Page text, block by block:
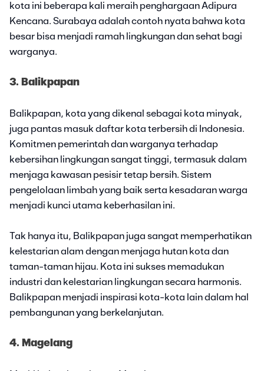
kota ini beberapa kali meraih penghargaan Adipura
Kencana. Surabaya adalah contoh nyata bahwa kota
besar bisa menjadi ramah lingkungan dan sehat bagi
warganya.
3. Balikpapan
Balikpapan, kota yang dikenal sebagai kota minyak,
juga pantas masuk daftar kota terbersih di Indonesia.
Komitmen pemerintah dan warganya terhadap
kebersihan lingkungan sangat tinggi, termasuk dalam
menjaga kawasan pesisir tetap bersih. Sistem
pengelolaan limbah yang baik serta kesadaran warga
menjadi kunci utama keberhasilan ini.
Tak hanya itu, Balikpapan juga sangat memperhatikan
kelestarian alam dengan menjaga hutan kota dan
taman-taman hijau. Kota ini sukses memadukan
industri dan kelestarian lingkungan secara harmonis.
Balikpapan menjadi inspirasi kota-kota lain dalam hal
pembangunan yang berkelanjutan.
4. Magelang